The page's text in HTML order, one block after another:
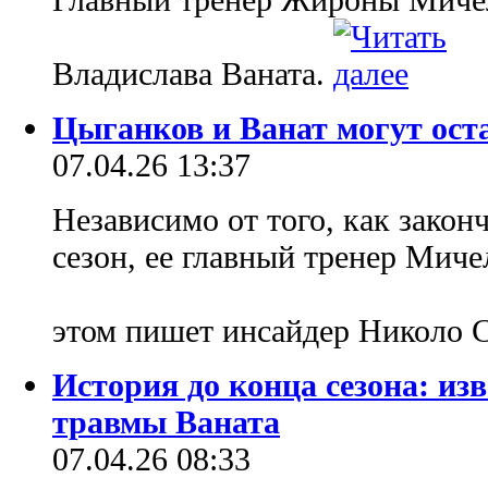
Владислава Ваната.
Цыганков и Ванат могут
07.04.26 13:37
Независимо от того, как
сезон, ее главный тренер
этом пишет инсайдер Николо
История до конца сезона:
травмы Ваната
07.04.26 08:33